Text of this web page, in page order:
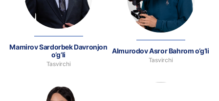
Mamirov Sardorbek Davronjon
o‘g‘li
Tasvirchi
Almurodov Asror Bahrom o‘g‘li
Tasvirchi